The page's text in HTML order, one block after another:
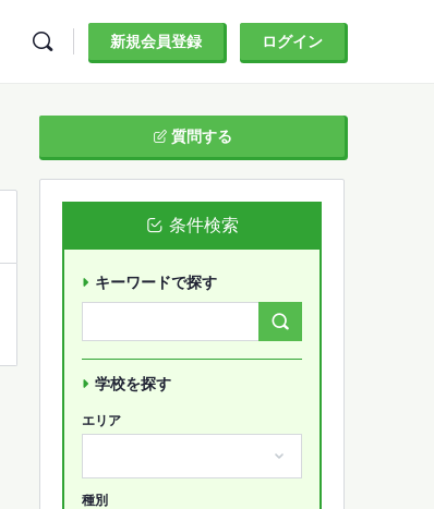
新規会員登録 ログイン
質問する
条件検索
キーワードで探す
学校を探す
エリア
種別